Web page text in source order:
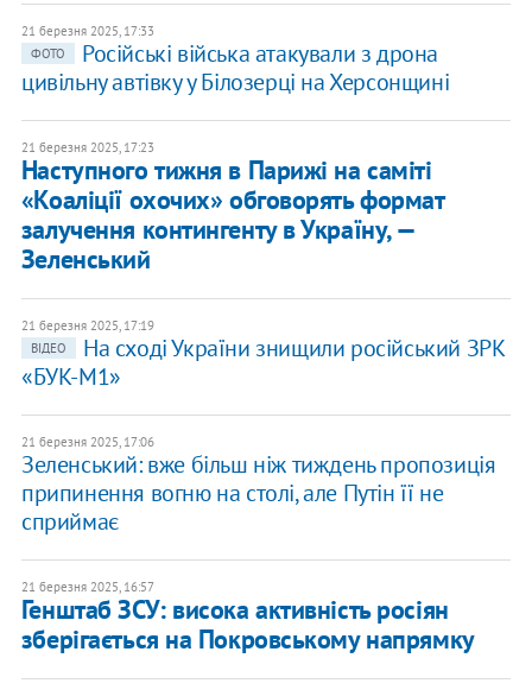
21 березня 2025, 17:33
ФОТО
Російські війська атакували з дрона
цивільну автівку у Білозерці на Херсонщині
21 березня 2025, 17:23
​Наступного тижня в Парижі на саміті
«Коаліції охочих» обговорять формат
залучення контингенту в Україну, —
Зеленський
21 березня 2025, 17:19
ВІДЕО
На сході України знищили російський ЗРК
«БУК-М1»
21 березня 2025, 17:06
Зеленський: вже більш ніж тиждень пропозиція
припинення вогню на столі, але Путін її не
сприймає
21 березня 2025, 16:57
Генштаб ЗСУ: висока активність росіян
зберігається на Покровському напрямку